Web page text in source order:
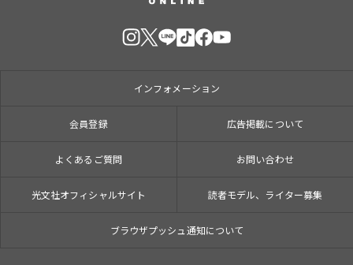
インフォメーション
会員登録 広告掲載について
よくあるご質問 お問い合わせ
光文社オフィシャルサイト 読者モデル、ライター募集
ブラウザプッシュ通知について